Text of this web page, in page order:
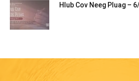
Hlub Cov Neeg Pluag –